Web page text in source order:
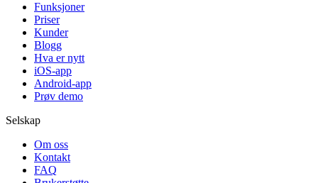
Funksjoner
Priser
Kunder
Blogg
Hva er nytt
iOS-app
Android-app
Prøv demo
Selskap
Om oss
Kontakt
FAQ